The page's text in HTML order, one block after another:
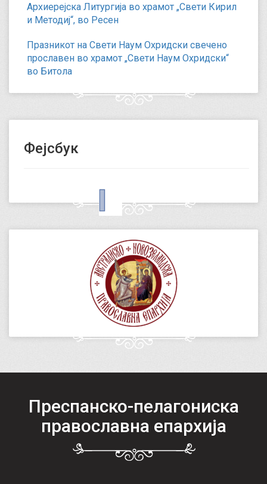
Архиерејска Литургија во храмот „Свети Кирил
и Методиј“, во Ресен
Празникот на Свети Наум Охридски свечено
прославен во храмот „Свети Наум Охридски“
во Битола
Фејсбук
Преспанско-пелагониска
православна епархија